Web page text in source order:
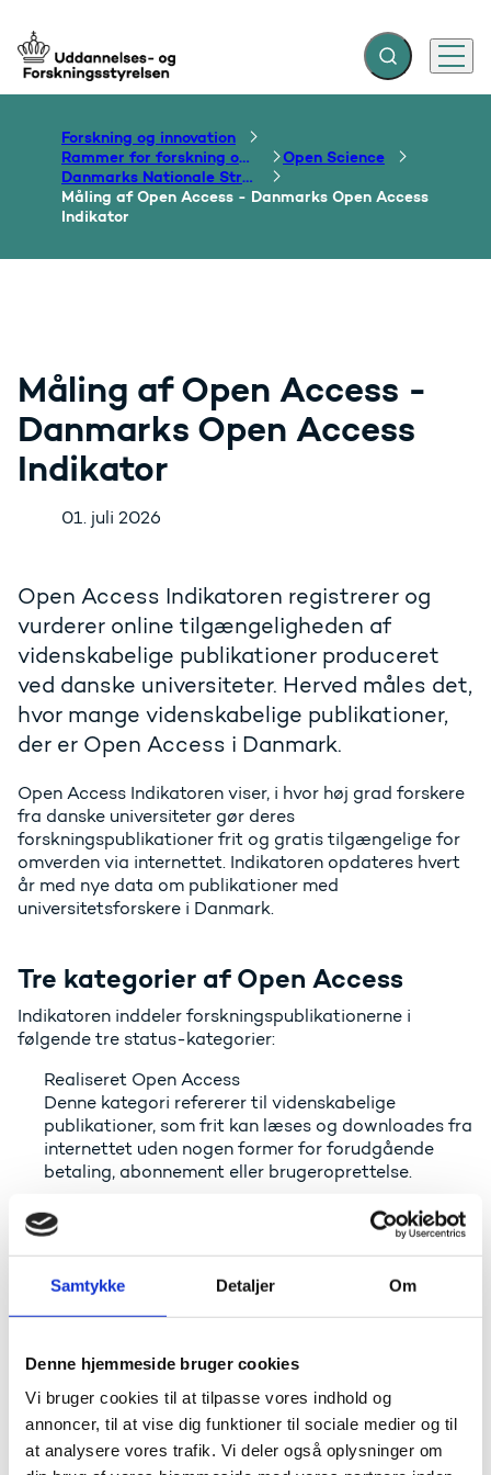
Samtykke Detaljer Om
Denne hjemmeside bruger cookies
Vi bruger cookies til at tilpasse vores indhold og
annoncer, til at vise dig funktioner til sociale medier og til
at analysere vores trafik. Vi deler også oplysninger om
Gå til forsiden Fold søgefelt ud
Menu
Forskning og innovation
Rammer for forskning og innovation
Open Science
Danmarks Nationale Strategi for Open Access
Måling af Open Access - Danmarks Open Access
Indikator
Måling af Open Access -
Danmarks Open Access
Indikator
01. juli 2026
Open Access Indikatoren registrerer og
vurderer online tilgængeligheden af
videnskabelige publikationer produceret
ved danske universiteter. Herved måles det,
hvor mange videnskabelige publikationer,
der er Open Access i Danmark.
Open Access Indikatoren viser, i hvor høj grad forskere
fra danske universiteter gør deres
forskningspublikationer frit og gratis tilgængelige for
omverden via internettet. Indikatoren opdateres hvert
år med nye data om publikationer med
universitetsforskere i Danmark.
Tre kategorier af Open Access
Indikatoren inddeler forskningspublikationerne i
følgende tre status-kategorier:
Realiseret Open Access
Denne kategori refererer til videnskabelige
publikationer, som frit kan læses og downloades fra
internettet uden nogen former for forudgående
betaling, abonnement eller brugeroprettelse.
Uudnyttet Open Access
Denne kategori refererer til publikationer, der ikke
udgivelsestidspunkt, men som er publiceret i
tidsskrifter, der tillader Open Access.
Blokeret Open Access
Denne kategori refererer til publikationer, der ikke
kan tilgås frit på internettet et år efter deres
udgivelsesår, og som er publiceret i tidsskrifter, der
på grund af udgivers politik er blokeret fra at opnå